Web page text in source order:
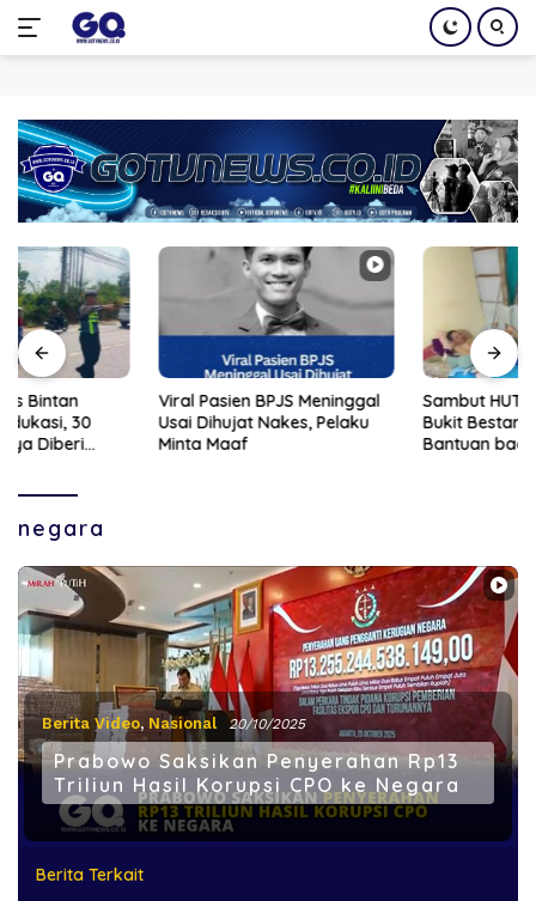
konten
Viral Pasien BPJS Meninggal
Usai Dihujat Nakes, Pelaku
Minta Maaf
Sambut HUT ke-81 RI, Polsek
Bukit Bestari Salurkan
Bantuan bagi Warga
negara
Berita Video, Nasional 20/10/2025
Prabowo Saksikan Penyerahan Rp13
Triliun Hasil Korupsi CPO ke Negara
Berita Terkait